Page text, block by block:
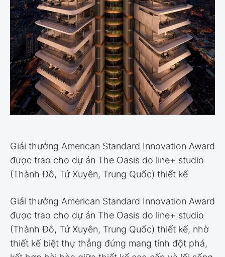
Giải thưởng American Standard Innovation Award
được trao cho dự án The Oasis do line+ studio
(Thành Đô, Tứ Xuyên, Trung Quốc) thiết kế
Giải thưởng American Standard Innovation Award
được trao cho dự án The Oasis do line+ studio
(Thành Đô, Tứ Xuyên, Trung Quốc) thiết kế, nhờ
thiết kế biệt thự thẳng đứng mang tính đột phá,